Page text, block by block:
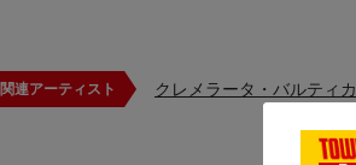
関連アーティスト クレメラータ・バルティカ